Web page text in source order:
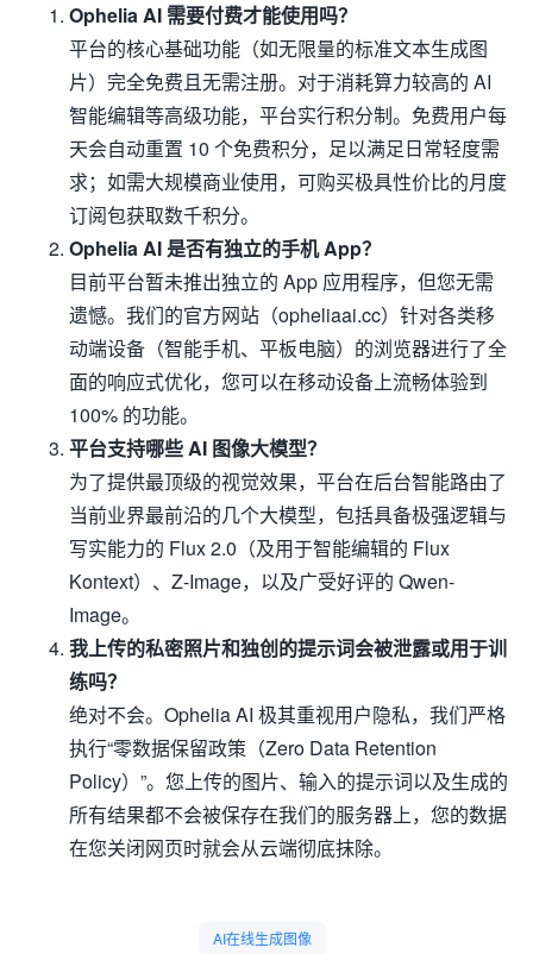
Ophelia AI 需要付费才能使用吗？
平台的核心基础功能（如无限量的标准文本生成图
片）完全免费且无需注册。对于消耗算力较高的 AI
智能编辑等高级功能，平台实行积分制。免费用户每
天会自动重置 10 个免费积分，足以满足日常轻度需
求；如需大规模商业使用，可购买极具性价比的月度
订阅包获取数千积分。
Ophelia AI 是否有独立的手机 App？
目前平台暂未推出独立的 App 应用程序，但您无需
遗憾。我们的官方网站（opheliaai.cc）针对各类移
动端设备（智能手机、平板电脑）的浏览器进行了全
面的响应式优化，您可以在移动设备上流畅体验到
100% 的功能。
平台支持哪些 AI 图像大模型？
为了提供最顶级的视觉效果，平台在后台智能路由了
当前业界最前沿的几个大模型，包括具备极强逻辑与
写实能力的 Flux 2.0（及用于智能编辑的 Flux
Kontext）、Z-Image，以及广受好评的 Qwen-
Image。
我上传的私密照片和独创的提示词会被泄露或用于训
练吗？
绝对不会。Ophelia AI 极其重视用户隐私，我们严格
执行“零数据保留政策（Zero Data Retention
Policy）”。您上传的图片、输入的提示词以及生成的
所有结果都不会被保存在我们的服务器上，您的数据
在您关闭网页时就会从云端彻底抹除。
AI在线生成图像